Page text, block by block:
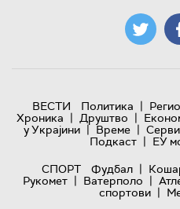
ВЕСТИ Политика |
Хроника | Друштво |
у Украјини | Време |
Подкаст | ЕУ
СПОРТ
Фудбал |
Рукомет | Ватерполо |
спортови |